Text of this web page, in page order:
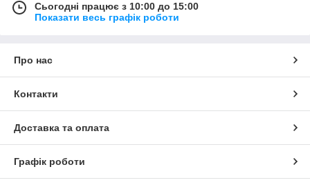
Сьогодні працює з 10:00 до 15:00
Показати весь графік роботи
Про нас
Контакти
Доставка та оплата
Графік роботи